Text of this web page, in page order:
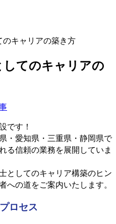
キャリアの築き方
てのキャリアの
です！
・愛知県・三重県・静岡県で
る信頼の業務を展開していま
としてのキャリア構築のヒン
への道をご案内いたします。
ロセス